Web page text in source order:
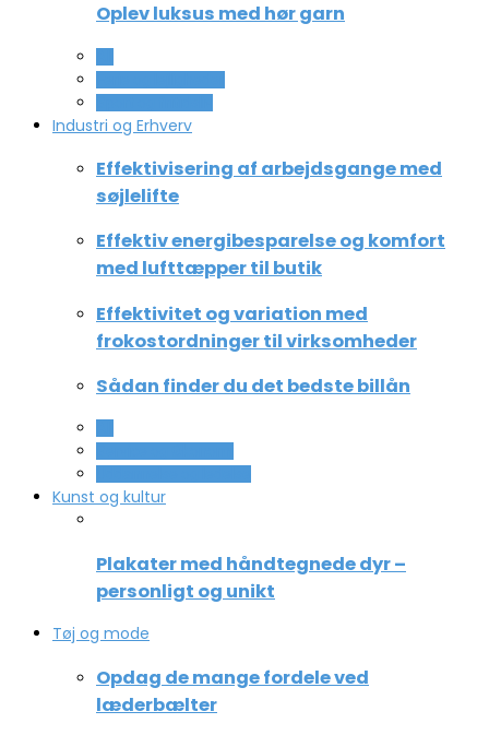
Oplev luksus med hør garn
Industri og Erhverv
Effektivisering af arbejdsgange med
søjlelifte
Effektiv energibesparelse og komfort
med lufttæpper til butik
Effektivitet og variation med
frokostordninger til virksomheder
Sådan finder du det bedste billån
Kunst og kultur
Plakater med håndtegnede dyr –
personligt og unikt
Tøj og mode
Opdag de mange fordele ved
læderbælter